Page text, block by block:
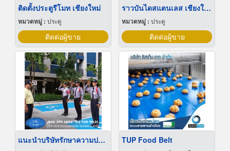
ติดตั้งประตูรีโมท เชียงใหม่
หมวดหมู่ : ประตู
ติดต่อผู้ขาย
ราวบันไดสแตนเลส เชียงใหม่
หมวดหมู่ : ประตู
ติดต่อผู้ขาย
แนะนำบริษัทรักษาความปลอดภัย ปทุมธานี TUP Food Belt